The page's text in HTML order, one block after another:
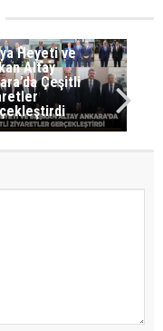
Heyeti ve
Altay
Çeşitli